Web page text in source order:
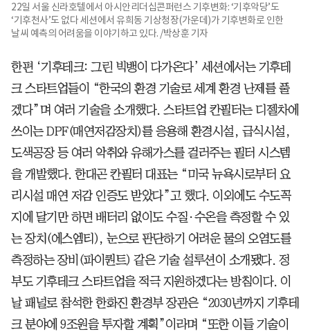
22일 서울 신라호텔에서 아시안리더십콘퍼런스 기후변화: ‘기후악당’도
‘기후천사’도 없다 세션에서 유희동 기상청장(가운데)가 기후변화로 인한
날씨 예측의 어려움을 이야기하고 있다. /박상훈 기자
한편 ‘기후테크: 그린 빅뱅이 다가온다’ 세션에서는 기후테
크 스타트업들이 “한국의 환경 기술로 세계 환경 난제를 풀
겠다”며 여러 기술을 소개했다. 스타트업 칸필터는 디젤차에
쓰이는 DPF(매연저감장치)를 응용해 환경시설, 급식시설,
도색공장 등 여러 악취와 유해가스를 걸러주는 필터 시스템
을 개발했다. 한대곤 칸필터 대표는 “미국 뉴욕시로부터 요
리시설 매연 저감 인증도 받았다”고 했다. 이외에도 수도꼭
지에 달기만 하면 배터리 없이도 수질·수온을 측정할 수 있
는 장치(에스엠티), 눈으로 판단하기 어려운 물의 오염도를
측정하는 장비(파이퀀트) 같은 기술 설루션이 소개됐다. 정
부도 기후테크 스타트업을 적극 지원하겠다는 방침이다. 이
날 패널로 참석한 한화진 환경부 장관은 “2030년까지 기후테
크 분야에 9조원을 투자할 계획”이라며 “또한 이들 기술이